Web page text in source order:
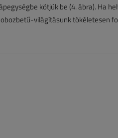
kötjük be (4. ábra). Ha
világításunk tökéletesen